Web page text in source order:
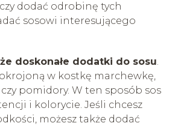
dodać odrobinę tych
sosowi interesującego
doskonałe dodatki do sosu.
w kostkę marchewkę,
pomidory. W ten sposób sos
i kolorycie. Jeśli chcesz
możesz także dodać